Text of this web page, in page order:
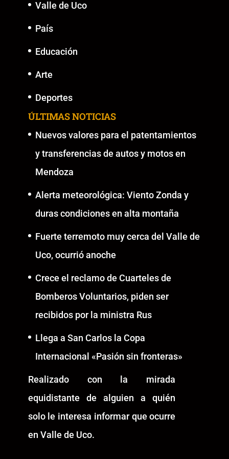
Valle de Uco
País
Educación
Arte
Deportes
ÚLTIMAS NOTICIAS
Nuevos valores para el patentamientos
y transferencias de autos y motos en
Mendoza
Alerta meteorológica: Viento Zonda y
duras condiciones en alta montaña
Fuerte terremoto muy cerca del Valle de
Uco, ocurrió anoche
Crece el reclamo de Cuarteles de
Bomberos Voluntarios, piden ser
recibidos por la ministra Rus
Llega a San Carlos la Copa
Internacional «Pasión sin fronteras»
Realizado con la mirada
equidistante de alguien a quién
solo le interesa informar que ocurre
en Valle de Uco.